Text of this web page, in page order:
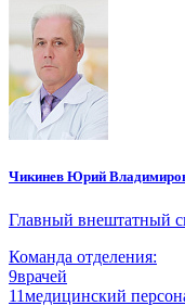
Чикинев Юрий
Главный внештатный
Команда отделения:
9врачей
11медицинский